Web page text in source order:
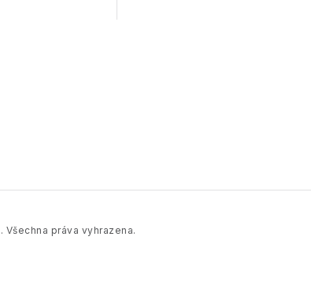
. Všechna práva vyhrazena.